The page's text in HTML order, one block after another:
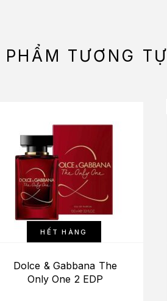
PHẨM TƯƠNG TỰ
HẾT HÀNG
Dolce & Gabbana The
Only One 2 EDP